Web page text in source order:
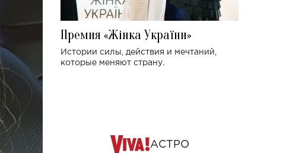
Премия «Жінка України»
Истории силы, действия и мечтаний,
которые меняют страну.
АСТРО